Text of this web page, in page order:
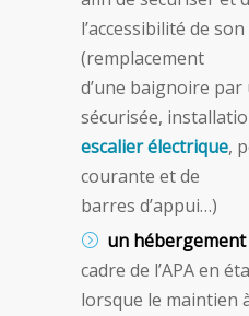
l’accessibilité de
(remplacement
d’une baignoire par
sécurisée,
escalier électrique,
courante et de
barres d’appui…)
un hébergement
cadre de l’APA en
lorsque le maintien